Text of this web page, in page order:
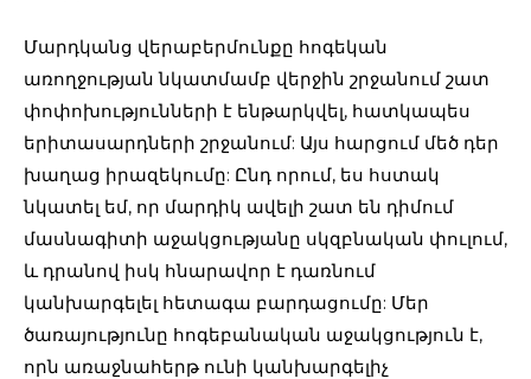
Մարդկանց վերաբերմունքը հոգեկան
առողջության նկատմամբ վերջին շրջանում շատ
փոփոխությունների է ենթարկվել, հատկապես
երիտասարդների շրջանում: Այս հարցում մեծ դեր
խաղաց իրազեկումը: Ընդ որում, ես հստակ
նկատել եմ, որ մարդիկ ավելի շատ են դիմում
մասնագիտի աջակցությանը սկզբնական փուլում,
և դրանով իսկ հնարավոր է դառնում
կանխարգելել հետագա բարդացումը: Մեր
ծառայությունը հոգեբանական աջակցություն է,
որն առաջնահերթ ունի կանխարգելիչ